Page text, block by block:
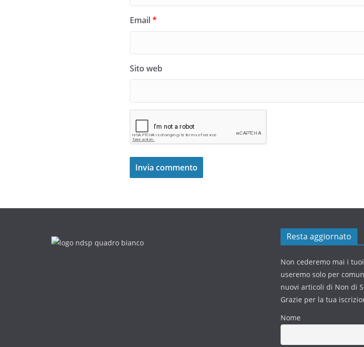
Email*
Sito web
Resta aggiornato
Non cederemo mai i
useremo solo per
nuovi articoli di Non di
Grazie per la tua
Nome